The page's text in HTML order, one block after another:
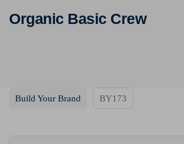
Organic Basic Crew
Build Your Brand BY173